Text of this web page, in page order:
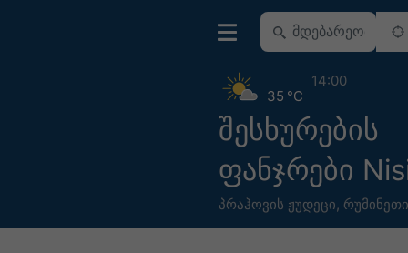
შესხურების
ფანჯრები
პრაჰოვის ჟუდეცი, რუმინეთი
35 °C
14:00